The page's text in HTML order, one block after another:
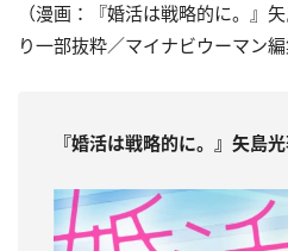
（漫画：『婚活は戦略的に。』
り一部抜粋／マイナビウーマン編
『婚活は戦略的に。』矢島